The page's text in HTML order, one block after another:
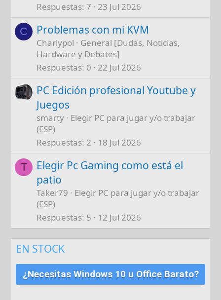
Respuestas 7 23 Jul 2026
C Problemas con mi KVM
Charlypol
General [Dudas, Noticias,
Hardware y Debates]
Respuestas 0 22 Jul 2026
PC Edición profesional Youtube y
Juegos
smarty
Elegir PC para jugar y/o trabajar
(ESP)
Respuestas 2 18 Jul 2026
T
Elegir Pc Gaming como está el
patio
Taker79
Elegir PC para jugar y/o trabajar
(ESP)
Respuestas 5 12 Jul 2026
EN STOCK
¿Necesitas Windows 10 u Office Barato?